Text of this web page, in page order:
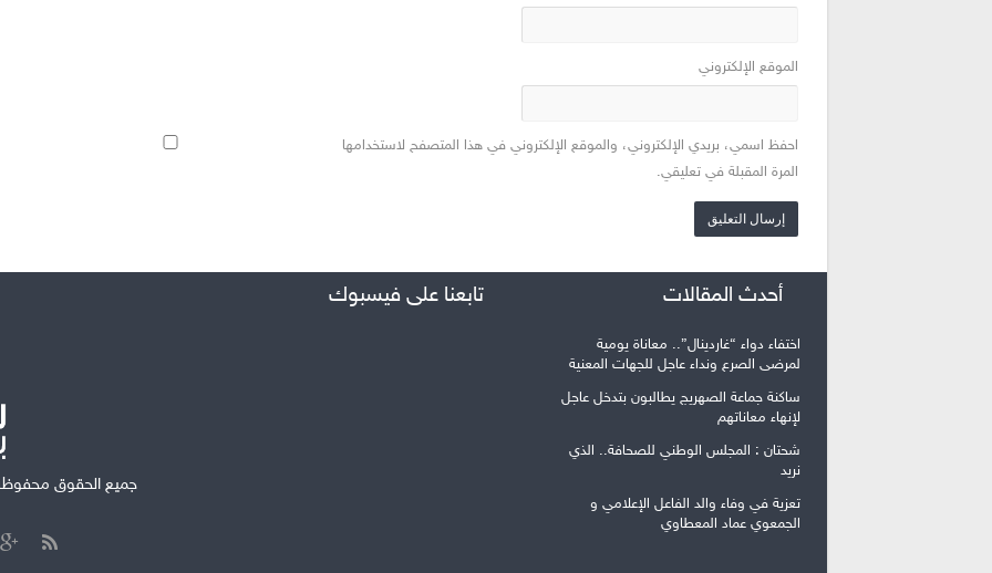
الموقع الإلكتروني
احفظ اسمي، بريدي الإلكتروني، والموقع الإلكتروني في هذا المتصفح لاستخدامها
المرة المقبلة في تعليقي.
أحدث المقالات
اختفاء دواء “غاردينال”.. معاناة يومية
لمرضى الصرع ونداء عاجل للجهات المعنية
ساكنة جماعة الصهريج يطالبون بتدخل عاجل
لإنهاء معاناتهم
شحتان : المجلس الوطني للصحافة.. الذي
نريد
تعزية في وفاء والد الفاعل الإعلامي و
الجمعوي عماد المعطاوي
تابعنا على فيسبوك
جميع الحقوق محفوظة